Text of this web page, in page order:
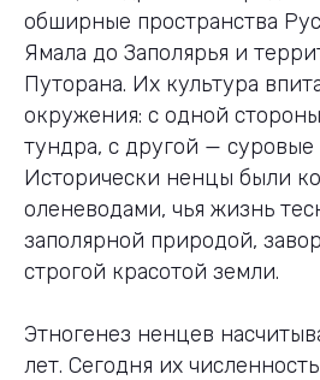
обширные пространства
Ямала до Заполярья и
Путорана. Их культура
окружения: с одной
тундра, с другой —
Исторически ненцы были
оленеводами, чья жизнь
заполярной природой,
строгой красотой земли.
Этногенез ненцев
лет. Сегодня их